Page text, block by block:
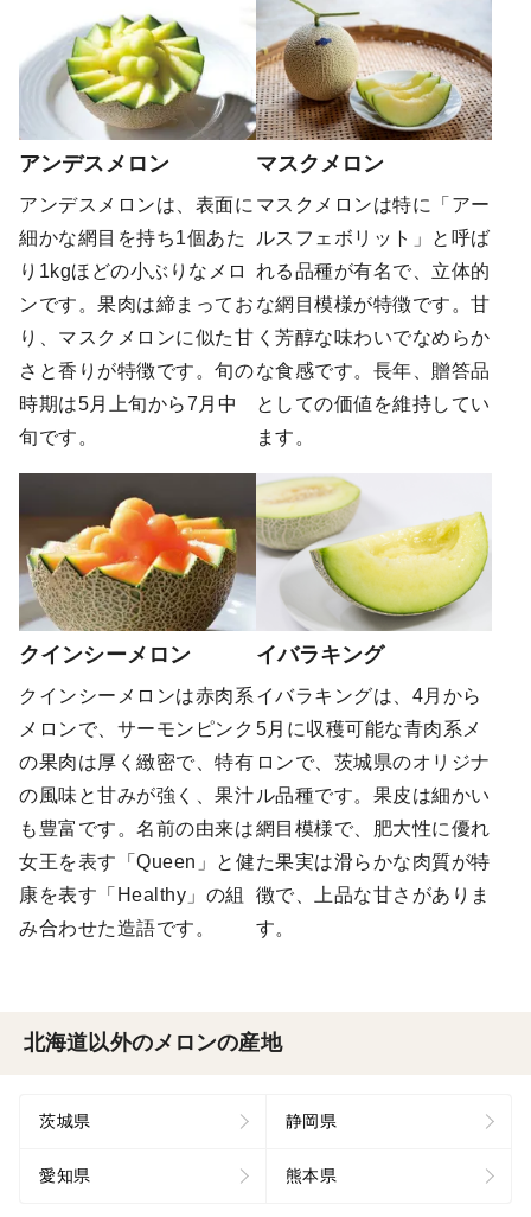
アンデスメロン
アンデスメロンは、表面に
細かな網目を持ち1個あた
り1kgほどの小ぶりなメロ
ンです。果肉は締まってお
り、マスクメロンに似た甘
さと香りが特徴です。旬の
時期は5月上旬から7月中
旬です。
マスクメロン
マスクメロンは特に「アー
ルスフェボリット」と呼ば
れる品種が有名で、立体的
な網目模様が特徴です。甘
く芳醇な味わいでなめらか
な食感です。長年、贈答品
としての価値を維持してい
ます。
クインシーメロン
クインシーメロンは赤肉系
メロンで、サーモンピンク
の果肉は厚く緻密で、特有
の風味と甘みが強く、果汁
も豊富です。名前の由来は
女王を表す「Queen」と健
康を表す「Healthy」の組
み合わせた造語です。
イバラキング
イバラキングは、4月から
5月に収穫可能な青肉系メ
ロンで、茨城県のオリジナ
ル品種です。果皮は細かい
網目模様で、肥大性に優れ
た果実は滑らかな肉質が特
徴で、上品な甘さがありま
す。
北海道以外のメロンの産地
茨城県 静岡県
愛知県 熊本県